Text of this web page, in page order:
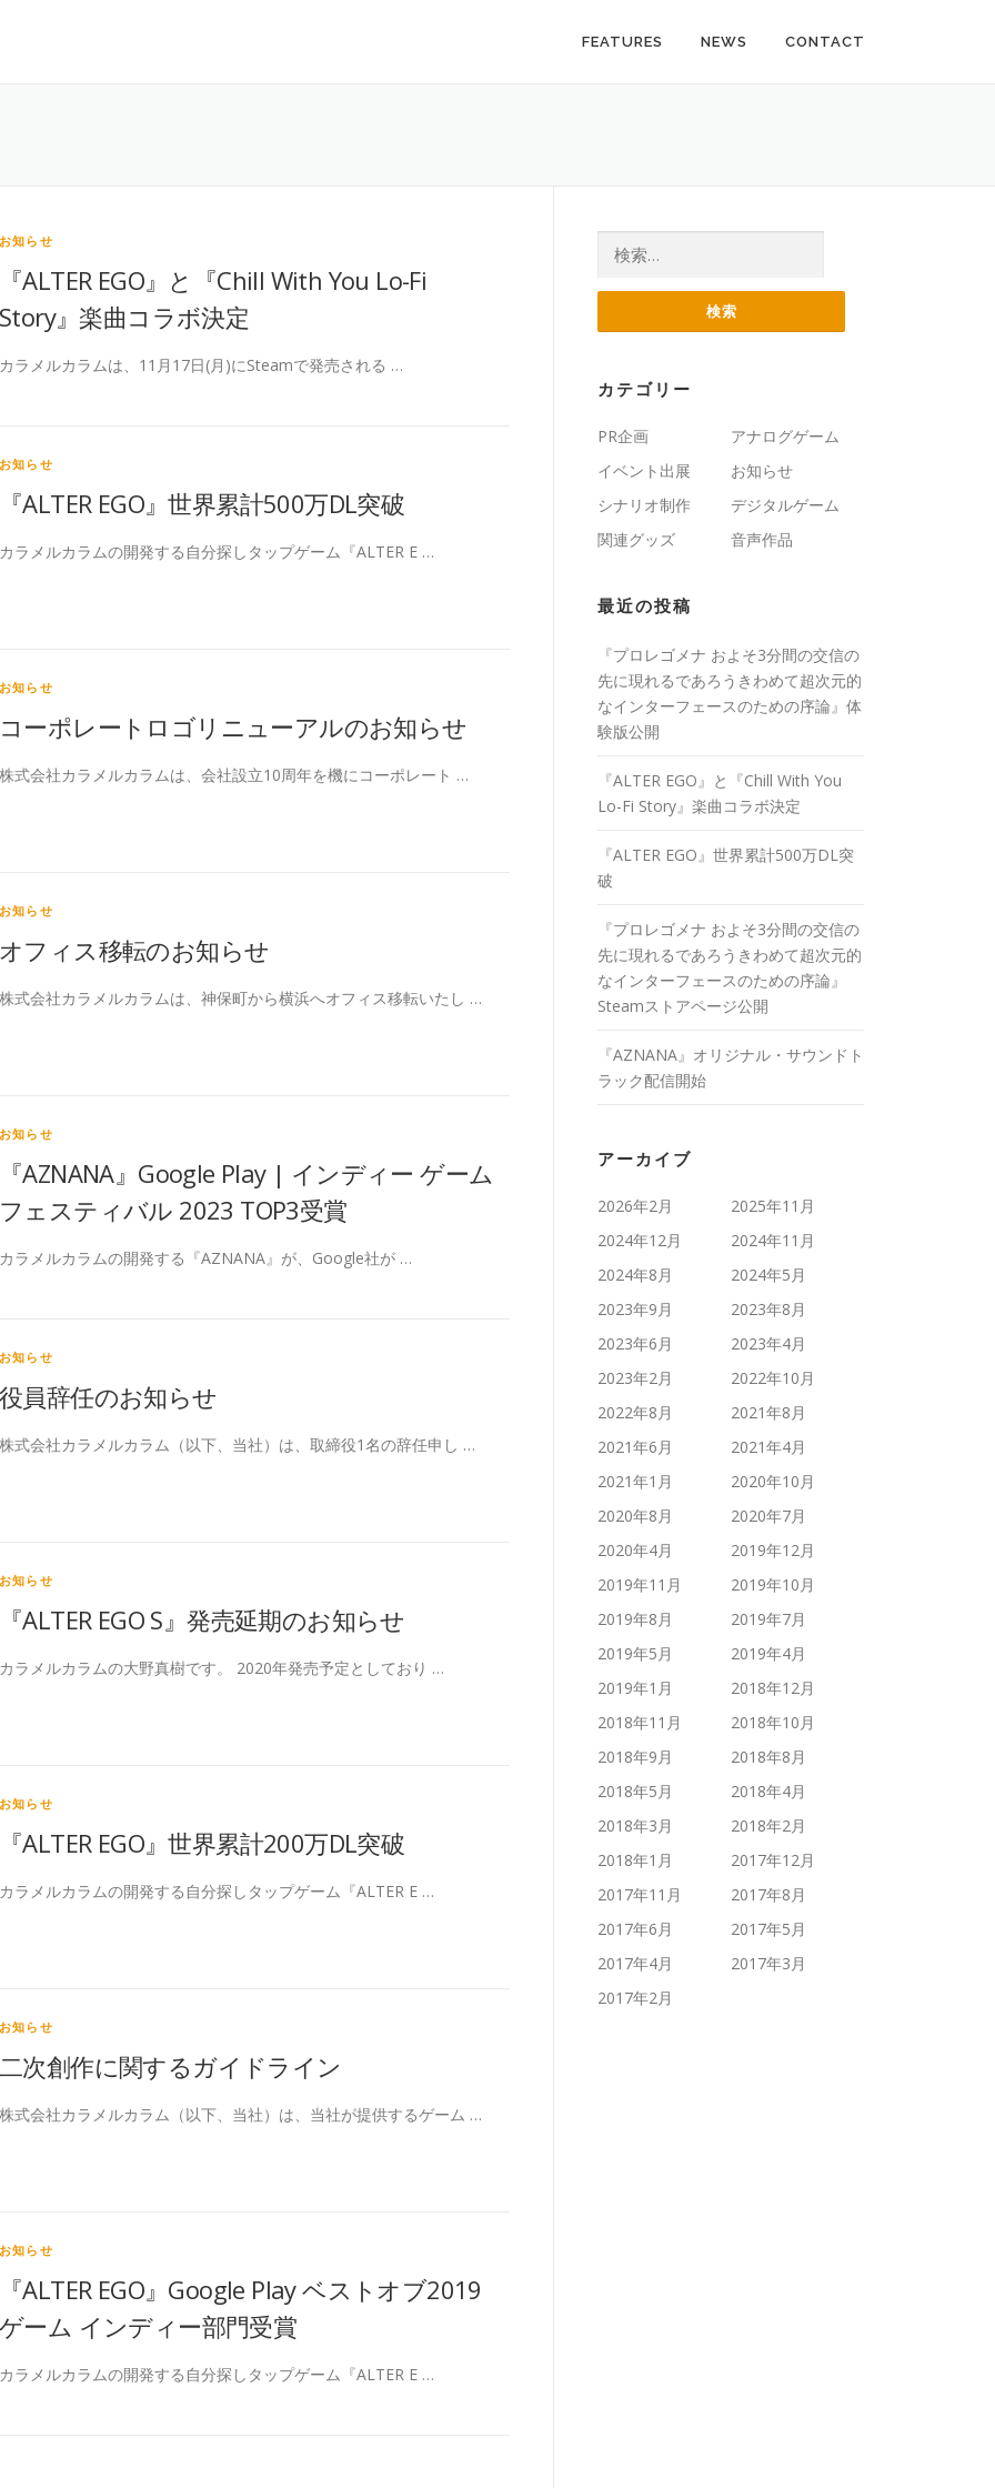
FEATURES NEWS CONTACT
お知らせ
『ALTER EGO』と『Chill With You Lo-Fi
Story』楽曲コラボ決定
カラメルカラムは、11月17日(月)にSteamで発売される …
お知らせ
『ALTER EGO』世界累計500万DL突破
カラメルカラムの開発する自分探しタップゲーム『ALTER E …
お知らせ
コーポレートロゴリニューアルのお知らせ
株式会社カラメルカラムは、会社設立10周年を機にコーポレート …
お知らせ
オフィス移転のお知らせ
株式会社カラメルカラムは、神保町から横浜へオフィス移転いたし …
お知らせ
『AZNANA』Google Play | インディー ゲーム
フェスティバル 2023 TOP3受賞
カラメルカラムの開発する『AZNANA』が、Google社が …
お知らせ
役員辞任のお知らせ
株式会社カラメルカラム（以下、当社）は、取締役1名の辞任申し …
お知らせ
『ALTER EGO S』発売延期のお知らせ
カラメルカラムの大野真樹です。 2020年発売予定としており …
お知らせ
『ALTER EGO』世界累計200万DL突破
カラメルカラムの開発する自分探しタップゲーム『ALTER E …
お知らせ
二次創作に関するガイドライン
株式会社カラメルカラム（以下、当社）は、当社が提供するゲーム …
お知らせ
『ALTER EGO』Google Play ベストオブ2019
ゲーム インディー部門受賞
カラメルカラムの開発する自分探しタップゲーム『ALTER E …
検索:
カテゴリー
PR企画
アナログゲーム
イベント出展
お知らせ
シナリオ制作
デジタルゲーム
関連グッズ
音声作品
最近の投稿
『プロレゴメナ およそ3分間の交信の
先に現れるであろうきわめて超次元的
なインターフェースのための序論』体
験版公開
『ALTER EGO』と『Chill With You
Lo-Fi Story』楽曲コラボ決定
『ALTER EGO』世界累計500万DL突
破
『プロレゴメナ およそ3分間の交信の
先に現れるであろうきわめて超次元的
なインターフェースのための序論』
Steamストアページ公開
『AZNANA』オリジナル・サウンドト
ラック配信開始
アーカイブ
2026年2月
2025年11月
2024年12月
2024年11月
2024年8月
2024年5月
2023年9月
2023年8月
2023年6月
2023年4月
2023年2月
2022年10月
2022年8月
2021年8月
2021年6月
2021年4月
2021年1月
2020年10月
2020年8月
2020年7月
2020年4月
2019年12月
2019年11月
2019年10月
2019年8月
2019年7月
2019年5月
2019年4月
2019年1月
2018年12月
2018年11月
2018年10月
2018年9月
2018年8月
2018年5月
2018年4月
2018年3月
2018年2月
2018年1月
2017年12月
2017年11月
2017年8月
2017年6月
2017年5月
2017年4月
2017年3月
2017年2月